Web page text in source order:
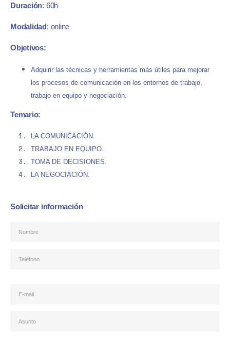
Duración: 60h
Modalidad : online
Objetivos:
Adquirir las técnicas y herramientas más útiles para mejorar
los procesos de comunicación en los entornos de trabajo,
trabajo en equipo y negociación.
Temario:
LA COMUNICACIÓN.
TRABAJO EN EQUIPO.
TOMA DE DECISIONES.
LA NEGOCIACIÓN.
Solicitar información